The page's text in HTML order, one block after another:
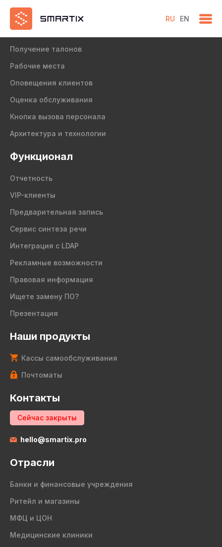
RU EN
Продукт
Получение талонов
Рабочие места
Оповещения клиентов
Оценка обслуживания
Кнопка вызова персонала
Архитектура и технологии
Функционал
Отчетность
VIP-клиенты
Предварительная запись
Сервис синтеза речи
Интеграция с LDAP
Рекламные возможности
Правовая информация
Ищете замену ПО?
Презентация
Наши продукты
Кассы самообслуживания
Почтоматы
Контакты
Сейчас закрыты
hello@smartix.pro
Отрасли
Банки и финансовые учреждения
Ритейл и магазины
МФЦ и ЦОН
Медицинские клиники